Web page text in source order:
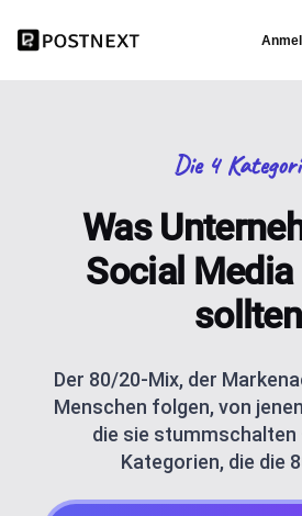
Die 4
Was
Social
sollten
Der 80/20-Mix, der
Menschen folgen, von
die sie stummschalten
Kategorien, die die